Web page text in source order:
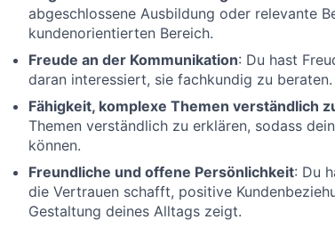
abgeschlossene Ausbildung oder relevante
kundenorientierten Bereich.
Freude an der Kommunikation: Du hast
daran interessiert, sie fachkundig zu beraten.
Fähigkeit, komplexe Themen verständlich
Themen verständlich zu erklären, sodass
können.
Freundliche und offene Persönlichkeit: Du
die Vertrauen schafft, positive
Gestaltung deines Alltags zeigt.